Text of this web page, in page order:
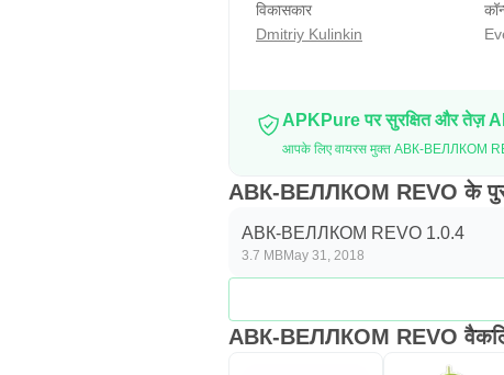
विकासकार
Dmitriy Kulinkin
APKPure पर सुरक्षित और तेज़
आपके लिए वायरस मुक्त АВК-ВЕЛЛКОМ
АВК-ВЕЛЛКОМ REVO के
АВК-ВЕЛЛКОМ REVO 1.0.4
3.7 MBMay 31, 2018
АВК-ВЕЛЛКОМ REVO